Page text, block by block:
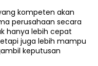
kompeten akan
perusahaan secara
hanya lebih cepat
juga lebih mampu
keputusan